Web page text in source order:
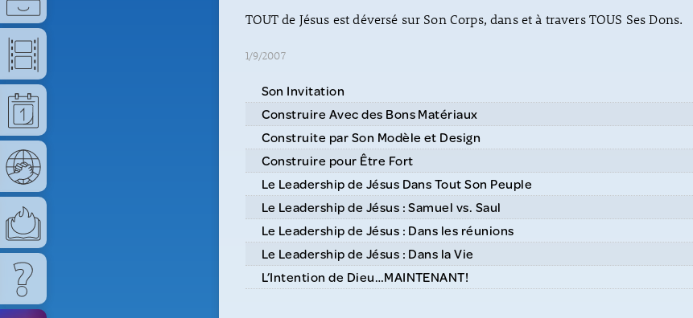
TOUT de Jésus est déversé sur Son Corps, dans et à travers TOUS Ses Dons.
1/9/2007
Son Invitation
Construire Avec des Bons Matériaux
Construite par Son Modèle et Design
Construire pour Être Fort
Le Leadership de Jésus Dans Tout Son Peuple
Le Leadership de Jésus : Samuel vs. Saul
Le Leadership de Jésus : Dans les réunions
Le Leadership de Jésus : Dans la Vie
L’Intention de Dieu…MAINTENANT!